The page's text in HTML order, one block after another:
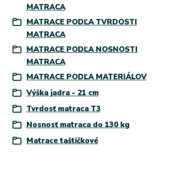
MATRACA
MATRACE PODĽA TVRDOSTI
MATRACA
MATRACE PODĽA NOSNOSTI
MATRACA
MATRACE PODĽA MATERIÁLOV
Výška jadra - 21 cm
Tvrdosť matraca T3
Nosnosť matraca do 130 kg
Matrace taštičkové